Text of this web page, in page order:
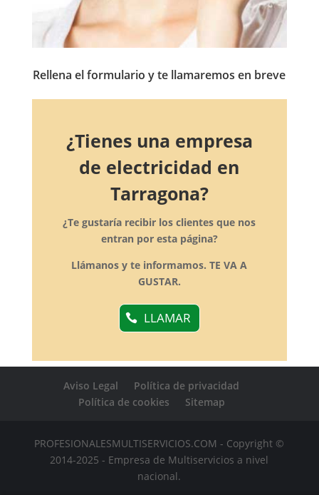
Rellena el formulario y te llamaremos en breve
¿Tienes una empresa
de electricidad en
Tarragona?
¿Te gustaría recibir los clientes que nos
entran por esta página?
Llámanos y te informamos. TE VA A
GUSTAR.
LLAMAR
Aviso Legal
Política de privacidad
Política de cookies
Sitemap
PROFESIONALESMULTISERVICIOS.COM - Copyright ©
2014-2025 - Empresa de Multiservicios a nivel
nacional.